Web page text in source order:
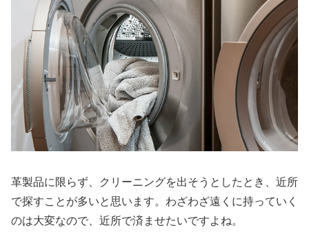
革製品に限らず、クリーニングを出そうとしたとき、近所
で探すことが多いと思います。わざわざ遠くに持っていく
のは大変なので、近所で済ませたいですよね。